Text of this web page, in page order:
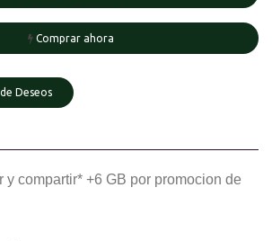
Comprar ahora
Deseos
y compartir* +6 GB por promocion de